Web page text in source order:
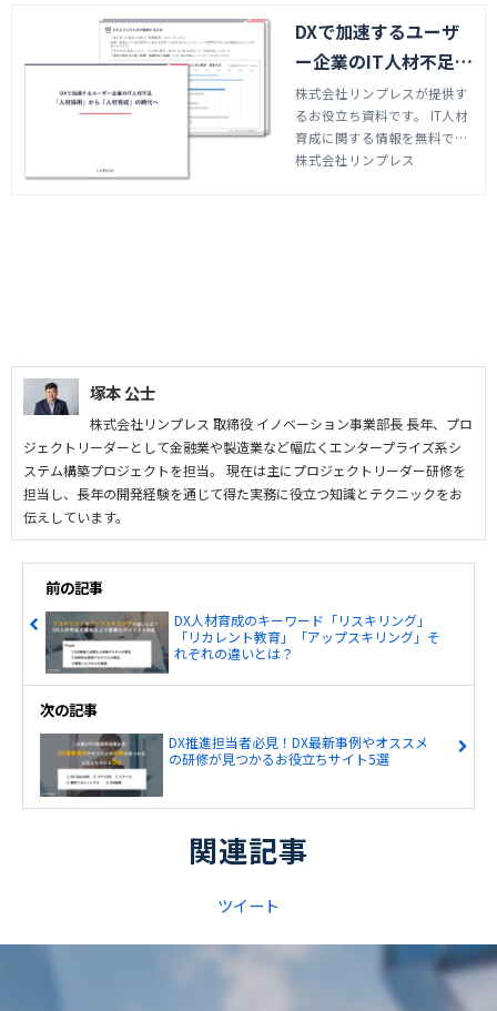
DXで加速するユーザ
ー企業のIT人材不足 ~
「人材採用」から「人
材育成」の時代へ~｜
株式会社リンプレス
株式会社リンプレスが提供す
るお役立ち資料です。 IT人材
育成に関する情報を無料でダ
ウンロードしていただけま
株式会社リンプレス
塚本 公士
株式会社リンプレス 取締役 イノベーション事業部長 長年、プロ
ジェクトリーダーとして金融業や製造業など幅広くエンタープライズ系シ
ステム構築プロジェクトを担当。 現在は主にプロジェクトリーダー研修を
担当し、長年の開発経験を通じて得た実務に役立つ知識とテクニックをお
伝えしています。
前の記事
DX人材育成のキーワード「リスキリング」
「リカレント教育」「アップスキリング」そ
れぞれの違いとは？
次の記事
DX推進担当者必見！DX最新事例やオススメ
の研修が見つかるお役立ちサイト5選
関連記事
ツイート